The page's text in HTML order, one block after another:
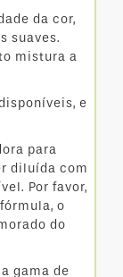
da cor,
suaves.
mistura a
e
para
diluída com
Por favor,
o
do
gama de